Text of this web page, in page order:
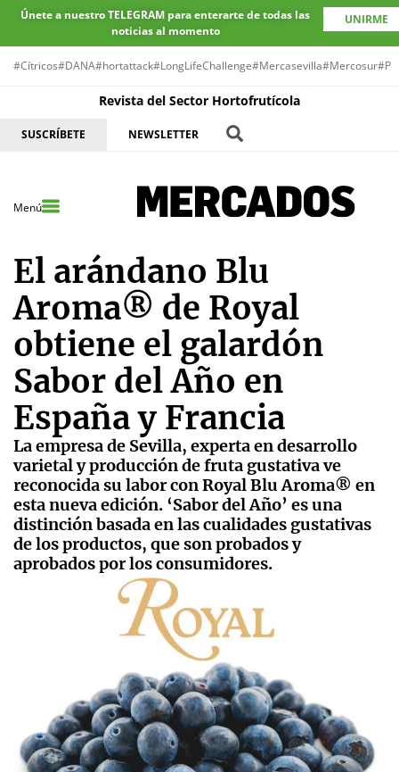
Únete a nuestro TELEGRAM para enterarte de todas las
noticias al momento
UNIRME
#Cítricos#DANA#hortattack#LongLifeChallenge#Mercasevilla#Mercosur
Revista del Sector Hortofrutícola
SUSCRÍBETE NEWSLETTER
Menú
El arándano Blu
Aroma® de Royal
obtiene el galardón
Sabor del Año en
España y Francia­
La empresa de Sevilla, experta en desarrollo
varietal y producción de fruta gustativa ve
reconocida su labor con Royal Blu Aroma® en
esta nueva edición. ‘Sabor del Año’ es una
distinción basada en las cualidades gustativas
de los productos, que son probados y
aprobados por los consumidores.